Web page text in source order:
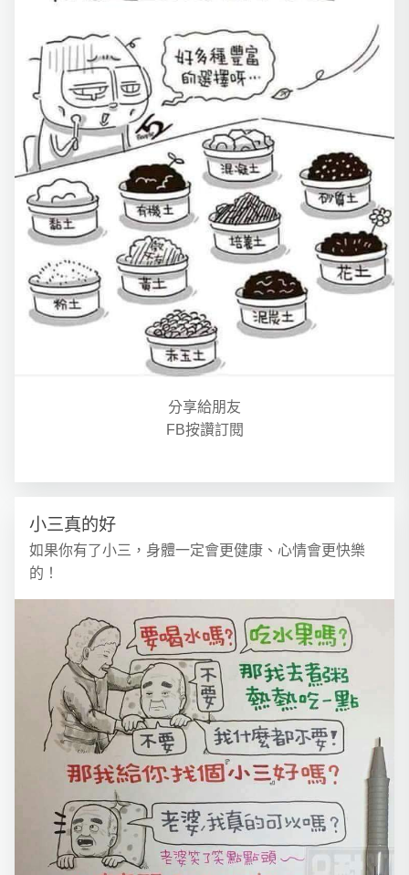
分享給朋友
FB按讚訂閱
小三真的好
如果你有了小三，身體一定會更健康、心情會更快樂
的！